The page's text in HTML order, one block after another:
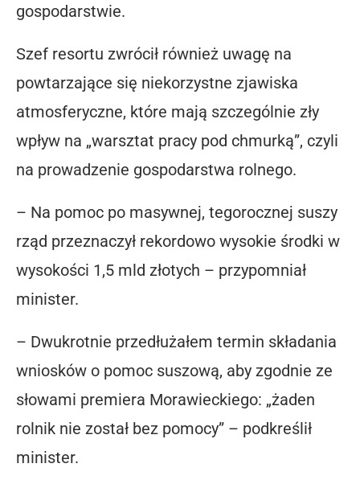
gospodarstwie.
Szef resortu zwrócił również uwagę na
powtarzające się niekorzystne zjawiska
atmosferyczne, które mają szczególnie zły
wpływ na „warsztat pracy pod chmurką”, czyli
na prowadzenie gospodarstwa rolnego.
– Na pomoc po masywnej, tegorocznej suszy
rząd przeznaczył rekordowo wysokie środki w
wysokości 1,5 mld złotych – przypomniał
minister.
– Dwukrotnie przedłużałem termin składania
wniosków o pomoc suszową, aby zgodnie ze
słowami premiera Morawieckiego: „żaden
rolnik nie został bez pomocy” – podkreślił
minister.